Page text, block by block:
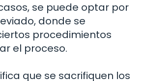
se puede optar por
donde se
procedimientos
el proceso.
que se sacrifiquen los